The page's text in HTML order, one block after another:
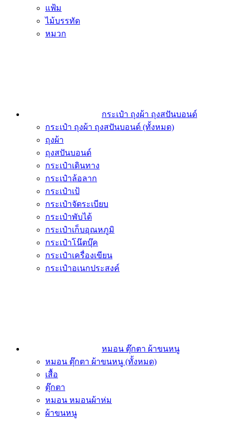
แฟ้ม
ไม้บรรทัด
หมวก
กระเป๋า ถุงผ้า ถุงสปันบอนด์
กระเป๋า ถุงผ้า ถุงสปันบอนด์ (ทั้งหมด)
ถุงผ้า
ถุงสปันบอนด์
กระเป๋าเดินทาง
กระเป๋าล้อลาก
กระเป๋าเป้
กระเป๋าจัดระเบียบ
กระเป๋าพับได้
กระเป๋าเก็บอุณหภูมิ
กระเป๋าโน๊ตบุ๊ค
กระเป๋าเครื่องเขียน
กระเป๋าอเนกประสงค์
หมอน ตุ๊กตา ผ้าขนหนู
หมอน ตุ๊กตา ผ้าขนหนู (ทั้งหมด)
เสื้อ
ตุ๊กตา
หมอน หมอนผ้าห่ม
ผ้าขนหนู